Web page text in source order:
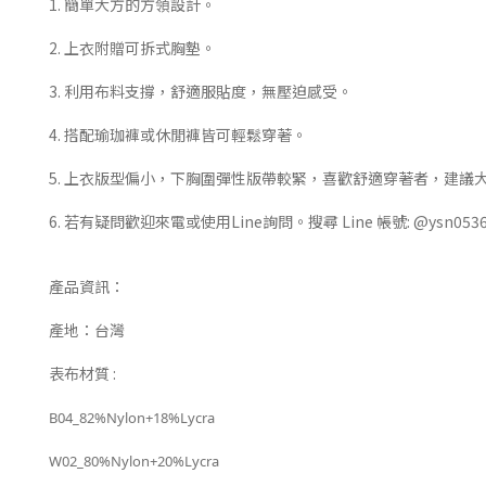
1. 簡單大方的方領設計。
2. 上衣附贈可拆式胸墊。
3. 利用布料支撐，舒適服貼度，無壓迫感受。
4. 搭配瑜珈褲或休閒褲皆可輕鬆穿著。
5. 上衣版型偏小，下胸圍彈性版帶較緊，喜歡舒適穿著者，建議
6. 若有疑問歡迎來電或使用Line詢問。搜尋 Line 帳號:
產品資訊：
產地：台灣
表布材質 :
B04_82%Nylon+18%Lycra
W02_80%Nylon+20%Lycra